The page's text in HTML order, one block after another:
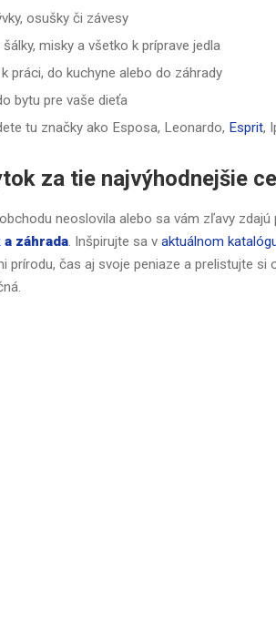
osušky či závesy
šálky, misky a všetko k príprave jedla
práci, do kuchyne alebo do záhrady
bytu pre vaše dieťa
tu značky ako Esposa, Leonardo, Esprit,
za tie najvýhodnejšie
neoslovila alebo sa vám zľavy
záhrada . Inšpirujte sa v aktuálnom
prírodu, čas aj svoje peniaze a prelistujte si